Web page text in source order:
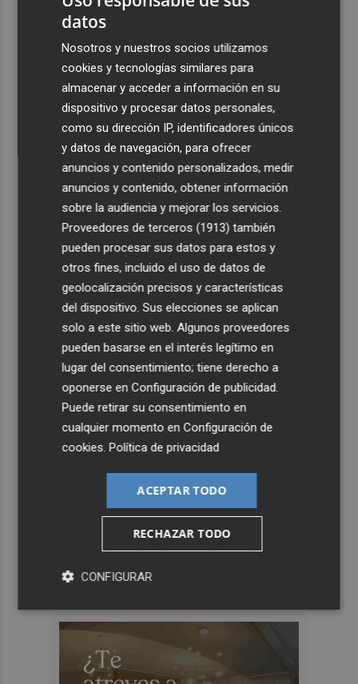
datos
Nosotros y nuestros socios utilizamos
cookies y tecnologías similares para
almacenar y acceder a información en su
dispositivo y procesar datos personales,
como su dirección IP, identificadores únicos
y datos de navegación, para ofrecer
anuncios y contenido personalizados, medir
anuncios y contenido, obtener información
sobre la audiencia y mejorar los servicios.
Proveedores de terceros (1913) también
pueden procesar sus datos para estos y
otros fines, incluido el uso de datos de
geolocalización precisos y características
del dispositivo. Sus elecciones se aplican
solo a este sitio web. Algunos proveedores
pueden basarse en el interés legítimo en
lugar del consentimiento; tiene derecho a
oponerse enConfiguración de publicidad
Puede retirar su consentimiento en
cualquier momento enConfiguración de
cookies .Política de privacidad
ACEPTAR TODO
RECHAZAR TODO
CONFIGURAR